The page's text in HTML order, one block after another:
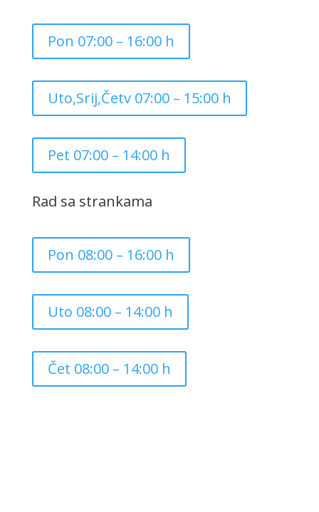
Pon 07:00 – 16:00 h
Uto,Srij,Četv 07:00 – 15:00 h
Pet 07:00 – 14:00 h
Rad sa strankama
Pon 08:00 – 16:00 h
Uto 08:00 – 14:00 h
Čet 08:00 – 14:00 h